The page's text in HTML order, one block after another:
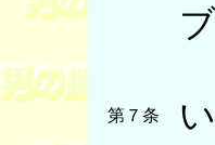
第７条